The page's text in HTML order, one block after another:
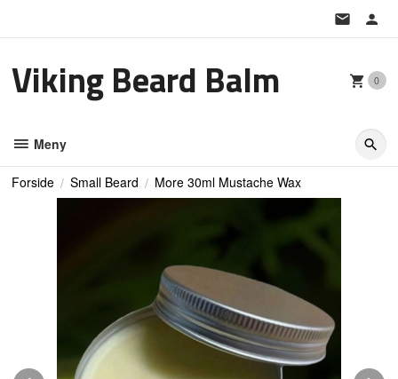
Viking Beard Balm 0
Meny
Forside Small Beard More 30ml Mustache Wax